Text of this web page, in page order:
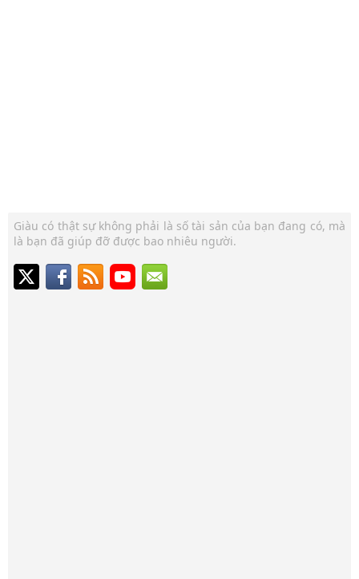
Giàu có thật sự không phải là số tài sản của bạn đang có, mà
là bạn đã giúp đỡ được bao nhiêu người.